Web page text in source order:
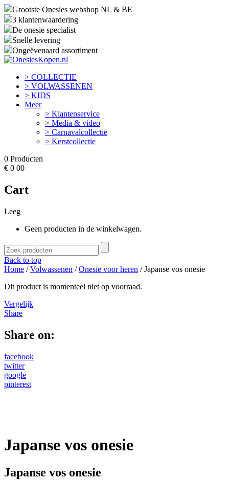
Grootste Onesies webshop NL & BE
3 klantenwaardering
De onesie specialist
Snelle levering
Ongeëvenaard assortiment
> COLLECTIE
> VOLWASSENEN
> KIDS
Meer
> Klantenservice
> Media & video
> Carnavalcollectie
> Kerstcollectie
0 Producten
€ 0 00
Cart
Leeg
Geen producten in de winkelwagen.
Back to top
Home /Volwassenen /Onesie voor heren / Japanse vos onesie
Dit product is momenteel niet op voorraad.
Vergelijk
Share
Share on:
facebook
twitter
google
pinterest
Japanse vos onesie
Japanse vos onesie